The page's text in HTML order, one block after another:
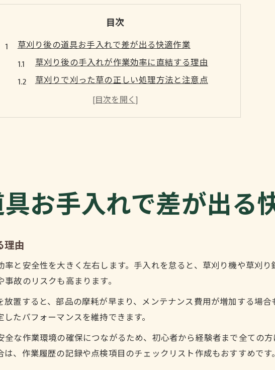
目次
草刈り後の道具お手入れで差が出る快適作業
草刈り後の手入れが作業効率に直結する理由
草刈りで刈った草の正しい処理方法と注意点
草刈り機の掃除で快適な作業環境を作るポイント
草刈り作業後の刃とカバーの手入れ手順
草刈り機の水洗いが適切か判断するポイント
草刈り機を長持ちさせる手入れの習慣作り
刃のメンテナンスが草刈り効率を左右する理由
草刈りで見落としがちな部品の点検方法
快適に草刈りするには道具管理が重要な理由
お手入れで差が出る
理由
と安全性を大きく左右します。手入れを怠ると、草刈り機や草刈
故のリスクも高まります。
置すると、部品の摩耗が早まり、メンテナンス費用が増加する場
たパフォーマンスを維持できます。
な作業環境の確保につながるため、初心者から経験者まで全ての
、作業履歴の記録や点検項目のチェックリスト作成もおすすめです。